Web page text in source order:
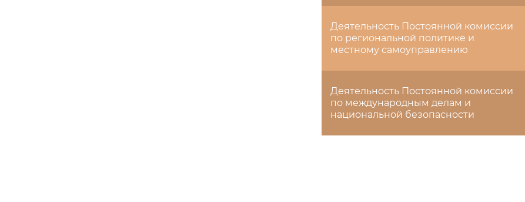
Деятельность Постоянной комиссии
по региональной политике и
местному самоуправлению
Деятельность Постоянной комиссии
по международным делам и
национальной безопасности